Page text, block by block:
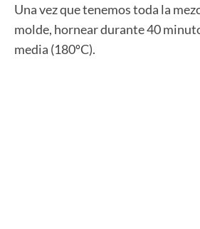
Una vez que tenemos toda la
molde, hornear durante 40
media (180ºC).